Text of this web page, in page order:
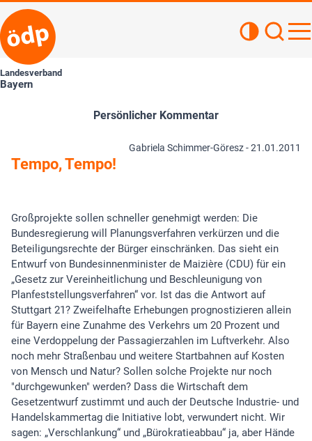
Landesverband
Bayern
Persönlicher Kommentar
Gabriela Schimmer-Göresz -21.01.2011
Tempo, Tempo!
Großprojekte sollen schneller genehmigt werden: Die
Bundesregierung will Planungsverfahren verkürzen und die
Beteiligungsrechte der Bürger einschränken. Das sieht ein
Entwurf von Bundesinnenminister de Maizière (CDU) für ein
„Gesetz zur Vereinheitlichung und Beschleunigung von
Planfeststellungsverfahren“ vor. Ist das die Antwort auf
Stuttgart 21? Zweifelhafte Erhebungen prognostizieren allein
für Bayern eine Zunahme des Verkehrs um 20 Prozent und
eine Verdoppelung der Passagierzahlen im Luftverkehr. Also
noch mehr Straßenbau und weitere Startbahnen auf Kosten
von Mensch und Natur? Sollen solche Projekte nur noch
"durchgewunken" werden? Dass die Wirtschaft dem
Gesetzentwurf zustimmt und auch der Deutsche Industrie- und
Handelskammertag die Initiative lobt, verwundert nicht. Wir
sagen: „Verschlankung“ und „Bürokratieabbau“ ja, aber Hände